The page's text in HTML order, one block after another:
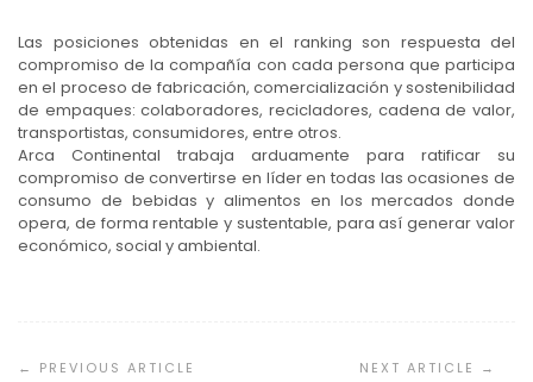
Las posiciones obtenidas en el ranking son respuesta del
compromiso de la compañía con cada persona que participa
en el proceso de fabricación, comercialización y sostenibilidad
de empaques: colaboradores, recicladores, cadena de valor,
transportistas, consumidores, entre otros.
Arca Continental trabaja arduamente para ratificar su
compromiso de convertirse en líder en todas las ocasiones de
consumo de bebidas y alimentos en los mercados donde
opera, de forma rentable y sustentable, para así generar valor
económico, social y ambiental.
de